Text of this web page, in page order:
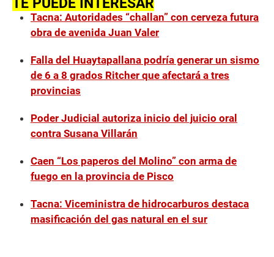
Tacna: Autoridades “challan” con cerveza futura
obra de avenida Juan Valer
Falla del Huaytapallana podría generar un sismo
de 6 a 8 grados Ritcher que afectará a tres
provincias
Poder Judicial autoriza inicio del juicio oral
contra Susana Villarán
Caen “Los paperos del Molino” con arma de
fuego en la provincia de Pisco
Tacna: Viceministra de hidrocarburos destaca
masificación del gas natural en el sur